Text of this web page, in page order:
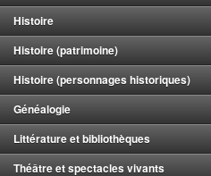
Histoire
Histoire (patrimoine)
Histoire (personnages historiques)
Généalogie
Littérature et bibliothèques
Théâtre et spectacles vivants